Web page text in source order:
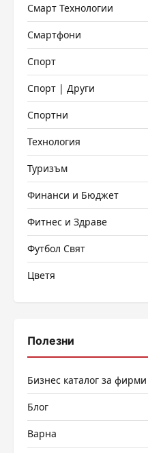
Смарт Технологии
Смартфони
Спорт
Спорт | Други
Спортни
Технология
Туризъм
Финанси и Бюджет
Фитнес и Здраве
Футбол Свят
Цветя
Полезни
Бизнес каталог за фирми
Блог
Варна